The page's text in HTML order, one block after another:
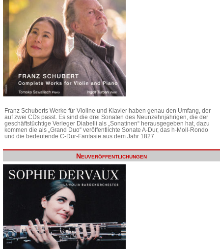
Franz Schuberts Werke für Violine und Klavier haben genau den Umfang, der
auf zwei CDs passt. Es sind die drei Sonaten des Neunzehnjährigen, die der
geschäftstüchtige Verleger Diabelli als „Sonatinen“ herausgegeben hat, dazu
kommen die als „Grand Duo“ veröffentlichte Sonate A-Dur, das h-Moll-Rondo
und die bedeutende C-Dur-Fantasie aus dem Jahr 1827.
Neuveröffentlichungen